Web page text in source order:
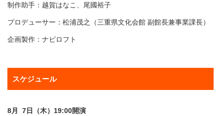
制作助手：越賀はなこ、尾國裕子
​プロデューサー：松浦茂之（三重県文化会館 副館長兼事業課長）
企画製作：ナビロフト
スケジュール
8月 7日（木）19:00開演